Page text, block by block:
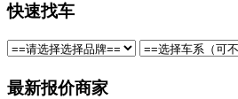
快速找车
最新报价商家